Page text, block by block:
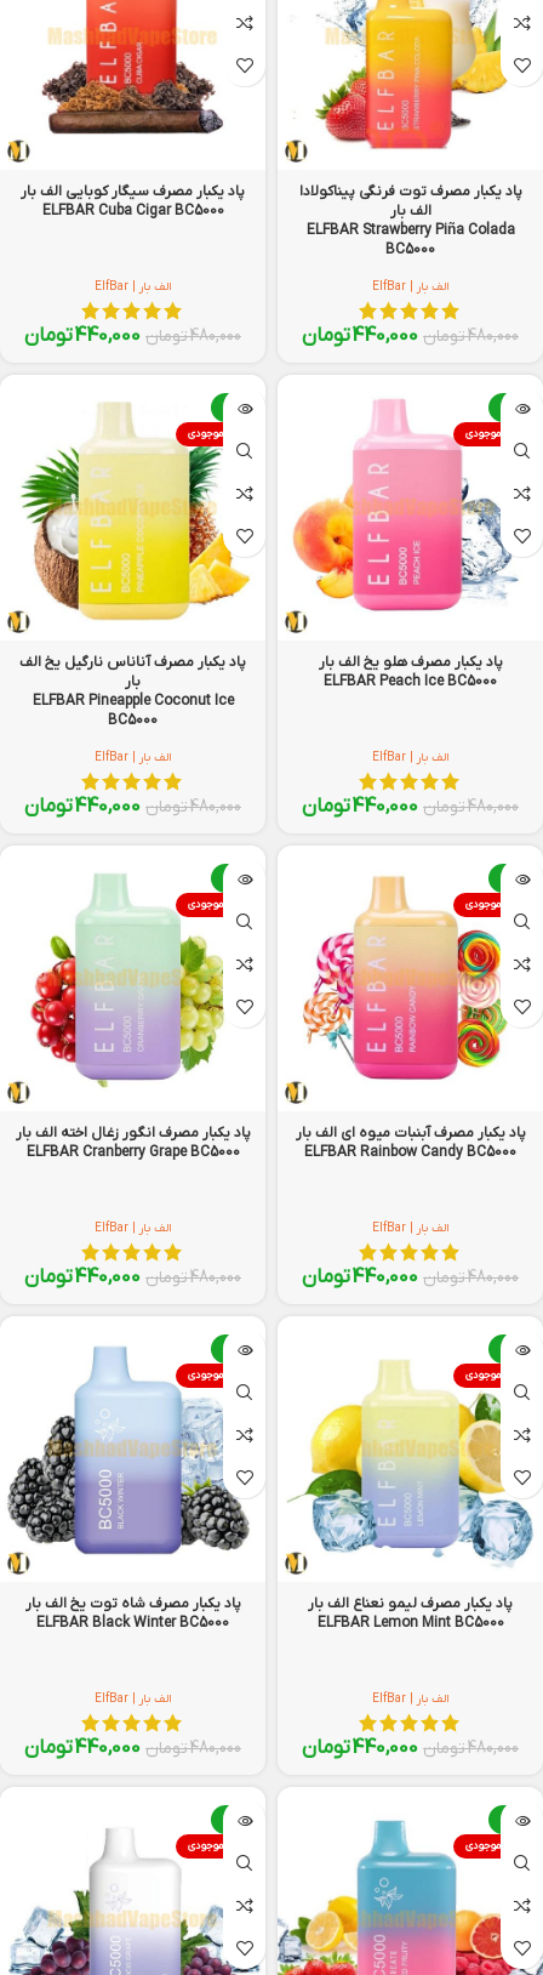
پاد یکبار مصرف توت فرنگی پیناکولادا
الف بار
ELFBAR Strawberry Piña Colada
BC5000
الف بار | ElfBar
480,000تومان 440,000تومان
پاد یکبار مصرف سیگار کوبایی الف بار
ELFBAR Cuba Cigar BC5000
الف بار | ElfBar
480,000تومان 440,000تومان
-8%
اتمام موجودی
پاد یکبار مصرف هلو یخ الف بار
ELFBAR Peach Ice BC5000
الف بار | ElfBar
480,000تومان 440,000تومان
-8%
اتمام موجودی
پاد یکبار مصرف آناناس نارگیل یخ الف
بار
ELFBAR Pineapple Coconut Ice
BC5000
الف بار | ElfBar
480,000تومان 440,000تومان
-8%
اتمام موجودی
پاد یکبار مصرف آبنبات میوه ای الف بار
ELFBAR Rainbow Candy BC5000
الف بار | ElfBar
480,000تومان 440,000تومان
-8%
اتمام موجودی
پاد یکبار مصرف انگور زغال اخته الف بار
ELFBAR Cranberry Grape BC5000
الف بار | ElfBar
480,000تومان 440,000تومان
-8%
اتمام موجودی
پاد یکبار مصرف لیمو نعناع الف بار
ELFBAR Lemon Mint BC5000
الف بار | ElfBar
480,000تومان 440,000تومان
-8%
اتمام موجودی
پاد یکبار مصرف شاه توت یخ الف بار
ELFBAR Black Winter BC5000
الف بار | ElfBar
480,000تومان 440,000تومان
-8%
اتمام موجودی
-8%
اتمام موجودی